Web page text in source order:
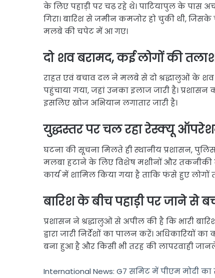
के लिए पहाड़ी पर चढ़ रहे थे। पाटियापुल के पास
गिरा। बारिश से जमीन कमजोर हो चुकी थी,
मलबे की चपेट में आ गए।
दो शव बरामद, कई लोगों की
राहत एवं बचाव दल ने मलबे से दो श्रद्धालुओं के
पहुंचाया गया, जहां उनका इलाज जारी है।
इसलिए खोज अभियान लगातार जारी है।
युद्धस्तर पर चल रहा रेस्क्यू
घटना की सूचना मिलते ही स्थानीय प्रशासन,
मलबा हटाने के लिए विशेष मशीनों और तकनीकी
कार्य में शामिल किया गया है ताकि फंसे हुए
बारिश के बीच पहाड़ी पर जाने से
प्रशासन ने श्रद्धालुओं से अपील की है कि भारी
द्वारा जारी निर्देशों का पालन करें।
बना हुआ है और किसी भी तरह की लापरवाही
International News: G7 समिट में पीएम मोदी